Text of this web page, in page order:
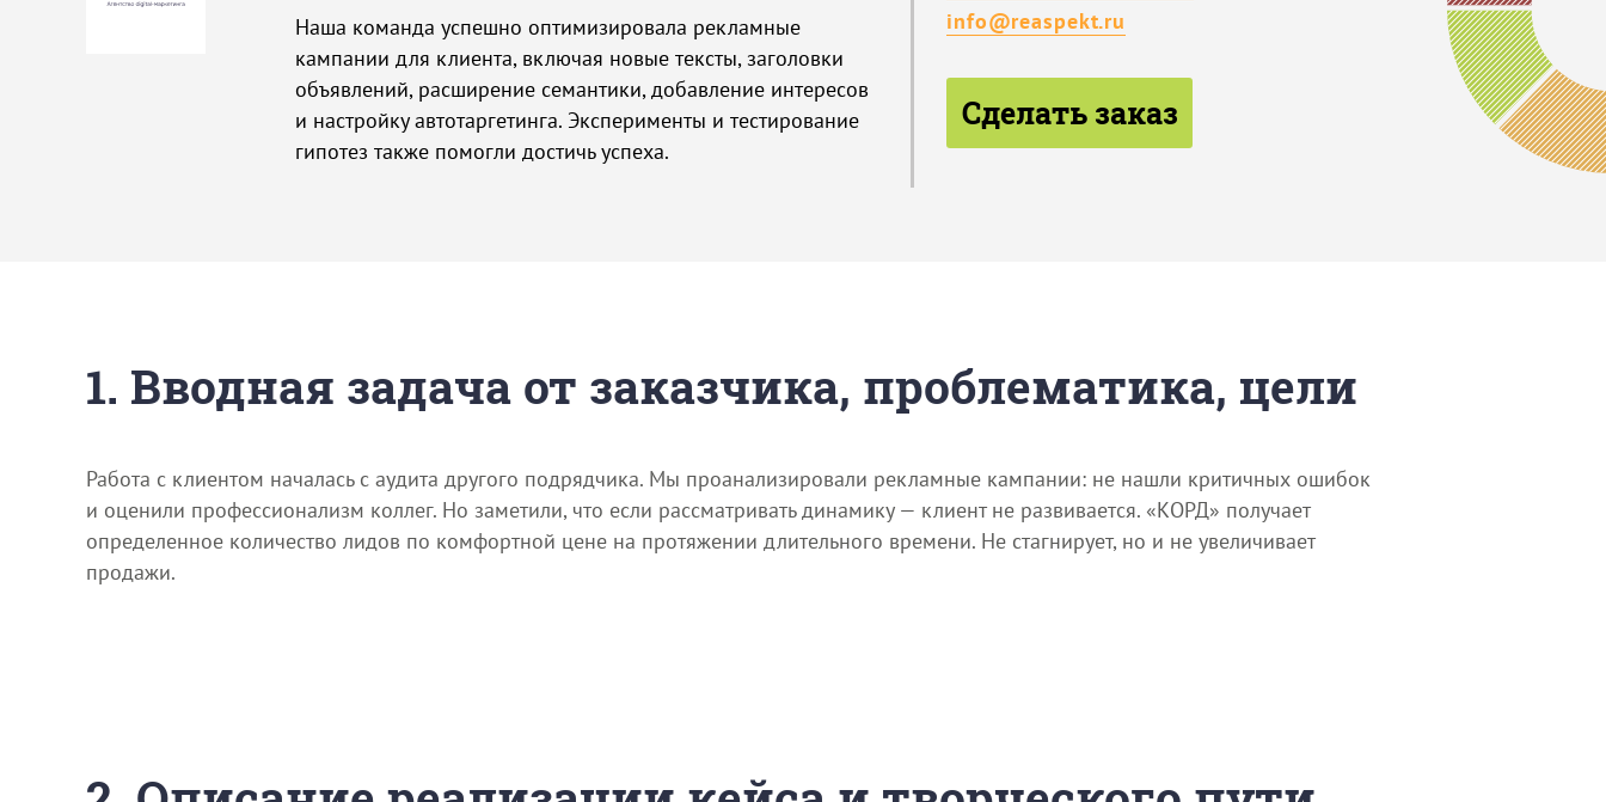
Наша команда успешно оптимизировала рекламные
кампании для клиента, включая новые тексты, заголовки
объявлений, расширение семантики, добавление интересов
и настройку автотаргетинга. Эксперименты и тестирование
гипотез также помогли достичь успеха.
info@reaspekt.ru
Сделать заказ
1. Вводная задача от заказчика, проблематика, цели
Работа с клиентом началась с аудита другого подрядчика. Мы проанализировали рекламные кампании: не нашли критичных ошибок
и оценили профессионализм коллег. Но заметили, что если рассматривать динамику — клиент не развивается. «КОРД» получает
определенное количество лидов по комфортной цене на протяжении длительного времени. Не стагнирует, но и не увеличивает
продажи.